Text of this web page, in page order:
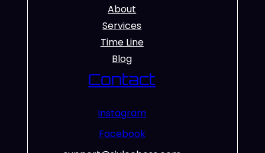
About
Services
Time Line
Blog
Contact
Instagram
Facebook